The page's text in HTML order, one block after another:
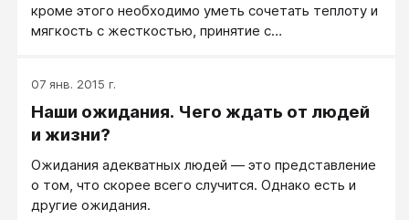
кроме этого необходимо уметь сочетать теплоту и
мягкость с жесткостью, принятие с
снимая грязной обуви, то нужно суметь так
остановить его, чтобы с одной стороны это было
мягко и с любовью, а с другой не вызывало
07 янв. 2015 г.
Наши ожидания. Чего ждать от людей
и жизни?
Ожидания адекватных людей — это представление
о том, что скорее всего случится. Однако есть и
другие ожидания.